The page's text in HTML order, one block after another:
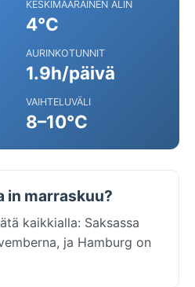
KESKIMÄÄRÄINEN ALIN
4°C
AURINKOTUNNIT
1.9h/päivä
VAIHTELUVÄLI
8–10°C
in marraskuu?
kaikkialla: Saksassa
ja Hamburg on